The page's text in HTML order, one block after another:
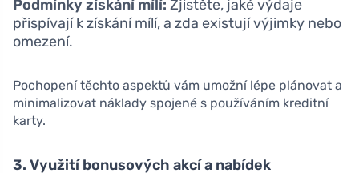
Podmínky získání mílí: Zjistěte, jaké výdaje
přispívají k získání mílí, a zda existují výjimky nebo
omezení.
Pochopení těchto aspektů vám umožní lépe plánovat a
minimalizovat náklady spojené s používáním kreditní
karty.
3. Využití bonusových akcí a nabídek